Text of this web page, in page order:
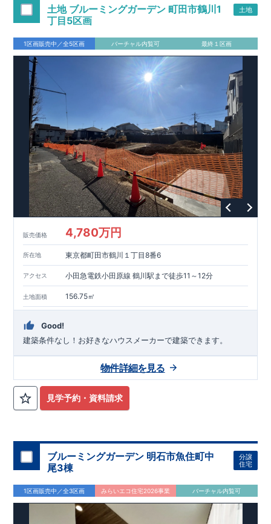
■長期優良住宅もっと詳しく
「いい家を作って、きちんと手
7つの厳しい技術基準をクリアした物件だけが認定を受けられる
長期優良住宅。
長期優良住宅として認定を受けるためには、国が定めた下記7つ
の技術基準をクリアする必要があります。東栄住宅は全棟でク
リア！①耐震性②劣化対策③維持管理性④住戸面積⑤省エネル
ギー性⑥居住環境⑦維持保全管理
そのほかの魅力として、住宅ローン金利優遇、固定資産税の減
税、中古市場での売却時にも有利です。
住宅性能評価ダブル
取得
「設計」と「建設」のダブルで性
能を評価されています！図面を第三者機関へ提出します。外部
評価委員が建設中に3回、竣工時に1回の現場検査が行われま
す。構造の安定、劣化の軽減、維持管理への配慮、温熱環境・
エネルギー消費量（断熱等性能）の必須4分野、空気環境で、最
高等級取得！ ■ 耐震等級3 もっと詳しく 東栄住宅の建物
は、国が定めた耐震最高等級3を取得。建築基準法に定められ
た、｢数百年に一度発生する地震に対して、倒壊、崩壊しない｣
という基準から、さらに1.5倍の耐震力を達成しています。
風等級2 災害時の損傷の受けにくさを評価されています。建築
1.2倍の暴風に対しても損傷を生じないことで耐風最高等級
取得しています。 ■自社一貫体制もっと詳しく 東栄住宅は土
地の仕入れ、設計、施工、販売、メンテナンスまで、すべての
プロセスに携わっています。 ■ アフターサポート
快適に暮らすことができる住宅の品質を長期にわたり
維持するには、定期的な点検を実施することが重要です。
60年間の保証制度がございます。もちろん、定期点検以外でも
当社こだわりの空間アイディアをショート動画で
ご紹介しています。ここをクリック
土地 ブルーミングガーデン 町田市鶴川1
丁目5区画
土地
1区画販売中／全5区画 バーチャル内覧可 最終１区画
販売価格 4,780万円
所在地 東京都町田市鶴川１丁目8番6
アクセス 小田急電鉄小田原線 鶴川駅まで徒歩11～12分
土地面積 156.75㎡
Good!
建築条件なし！​お好きなハウスメーカーで建築できます。
見学予約・資料請求
物件詳細を見る
ブルーミングガーデン 明石市魚住町中
尾3棟
分譲
住宅
1区画販売中／全3区画 みらいエコ住宅2026事業 バーチャル内覧可